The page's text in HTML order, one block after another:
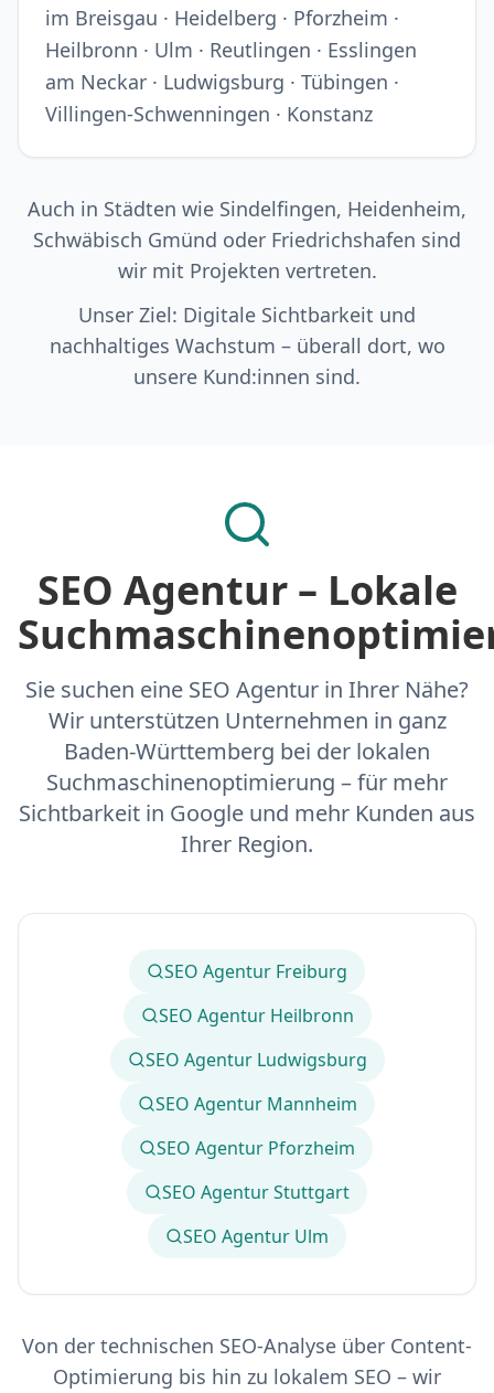
im Breisgau · Heidelberg · Pforzheim ·
Heilbronn · Ulm · Reutlingen · Esslingen
am Neckar · Ludwigsburg · Tübingen ·
Villingen-Schwenningen · Konstanz
Auch in Städten wie Sindelfingen, Heidenheim,
Schwäbisch Gmünd oder Friedrichshafen sind
wir mit Projekten vertreten.
Unser Ziel: Digitale Sichtbarkeit und
nachhaltiges Wachstum – überall dort, wo
unsere Kund:innen sind.
SEO Agentur – Lokale
Sie suchen eine SEO Agentur in Ihrer Nähe?
Wir unterstützen Unternehmen in ganz
Baden-Württemberg bei der lokalen
Suchmaschinenoptimierung – für mehr
Sichtbarkeit in Google und mehr Kunden aus
Ihrer Region.
SEO Agentur Freiburg
SEO Agentur Heilbronn
SEO Agentur Ludwigsburg
SEO Agentur Mannheim
SEO Agentur Pforzheim
SEO Agentur Stuttgart
SEO Agentur Ulm
Von der technischen SEO-Analyse über Content-
Optimierung bis hin zu lokalem SEO – wir